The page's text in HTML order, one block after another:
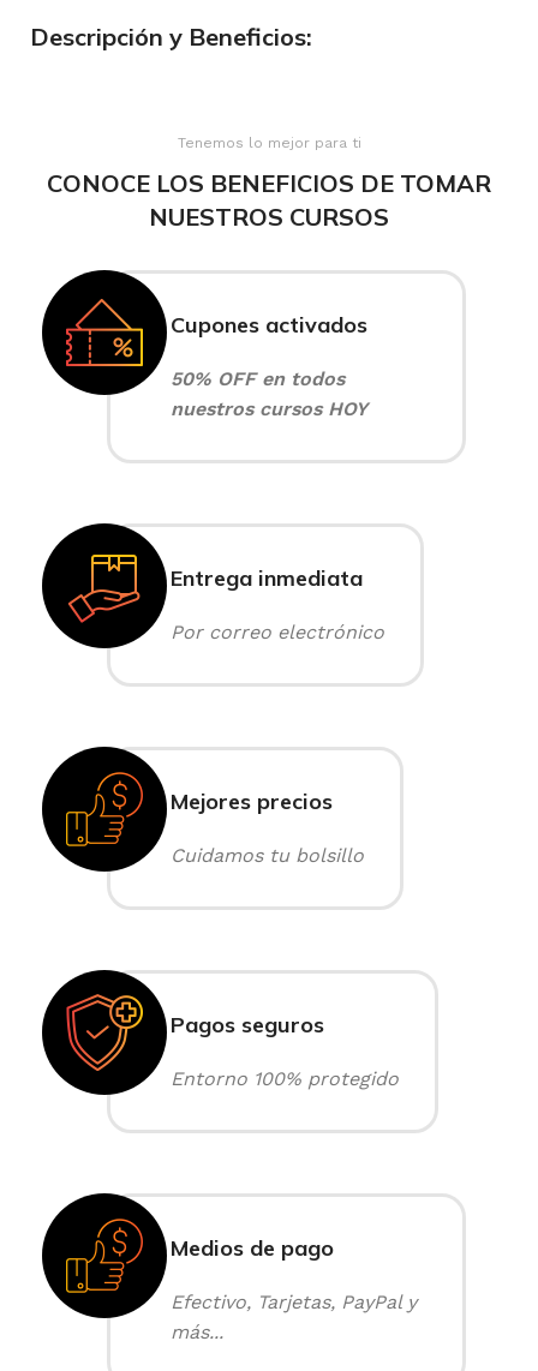
Descripción y Beneficios:
Tenemos lo mejor para ti
CONOCE LOS BENEFICIOS DE TOMAR
NUESTROS CURSOS
Cupones activados
50% OFF en todos
nuestros cursos HOY
Entrega inmediata
Por correo electrónico
Mejores precios
Cuidamos tu bolsillo
Pagos seguros
Entorno 100% protegido
Medios de pago
Efectivo, Tarjetas, PayPal y
más...